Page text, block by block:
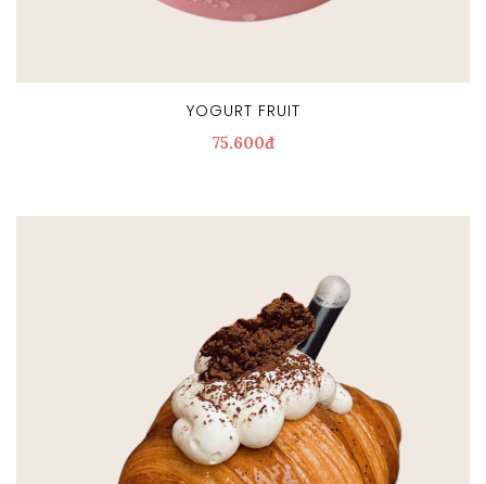
YOGURT FRUIT
75.600đ